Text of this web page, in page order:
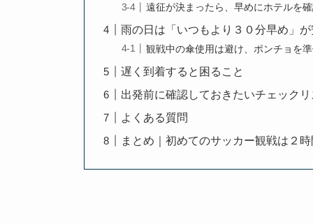
遠征が決まったら、早めにホテルを
雨の日は「いつもより３０分早め」
観戦中の傘使用は避け、ポンチョを
遅く到着すると困ること
出発前に確認しておきたいチェック
よくある質問
まとめ｜初めてのサッカー観戦は２